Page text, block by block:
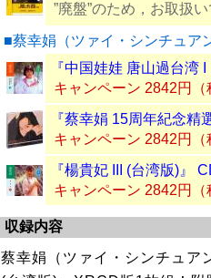
”廃盤”のため，お取扱
■蔡幸娟（ツァイ・シンチュア
『中国娃娃 唐山過台湾
キャンペーン 2842円（
『蔡幸娟 15周年紀念
キャンペーン 2842円（
『楊貴妃 III (台湾版)』
キャンペーン 2842円（
収録内容
蔡幸娟（ツァイ・シンチュア